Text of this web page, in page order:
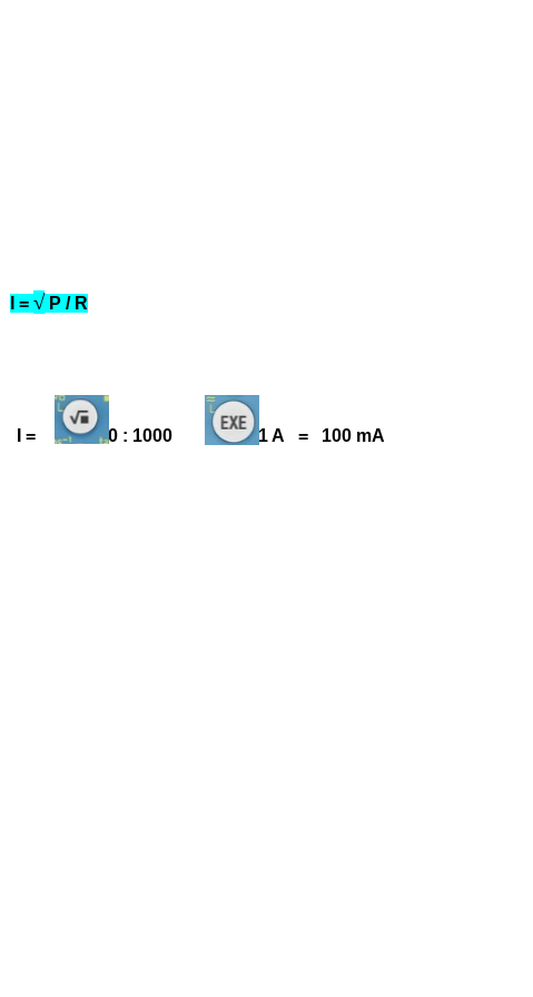
I = √ P / R
I = 10 : 1000 0.1 A = 100 mA